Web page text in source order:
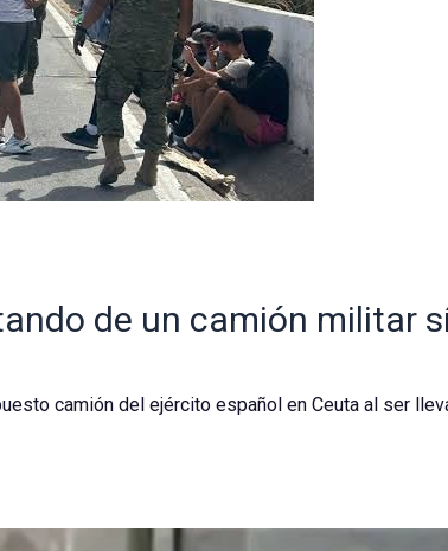
de un camión militar
camión del ejército español en Ceuta al ser